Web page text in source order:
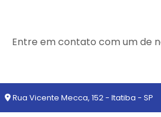
Entre em contato com um de
Rua Vicente Mecca, 152 - Itatiba - SP